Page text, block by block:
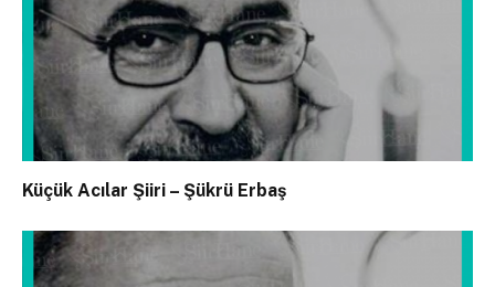
Küçük Acılar Şiiri – Şükrü Erbaş